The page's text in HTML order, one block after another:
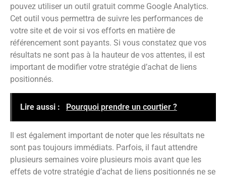
pouvez utiliser un outil gratuit comme Google Analytics.
Cet outil vous permettra de suivre les performances de
votre site et de voir si vos efforts en matière de
référencement sont payants. Si vous constatez que vos
résultats ne sont pas à la hauteur de vos attentes, il est
important de modifier votre stratégie d’achat de liens
positionnés.
Lire aussi : Pourquoi prendre un courtier ?
Il est également important de noter que les résultats ne
sont pas toujours immédiats. Parfois, il faut attendre
plusieurs semaines voire plusieurs mois avant que les
effets de votre stratégie d’achat de liens positionnés ne se